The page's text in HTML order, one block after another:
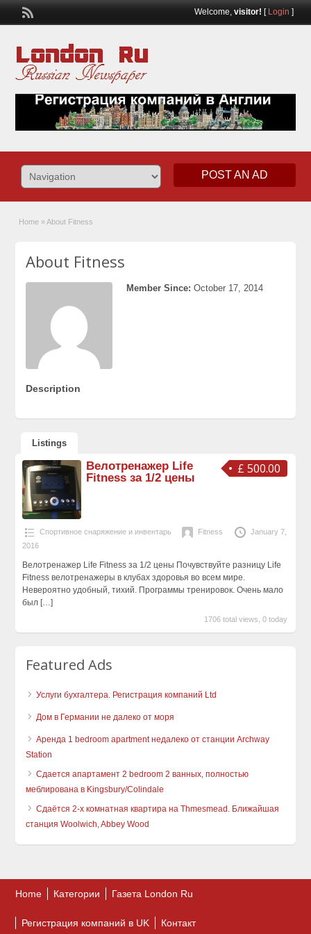
Welcome, visitor! [ Login ]
POST AN AD
Home » About Fitness
About Fitness
Member Since: October 17, 2014
Description
Listings
£ 500.00
Велотренажер Life
Fitness за 1/2 цены
Спортивное снаряжение и инвентарь Fitness
January 7,
2016
Велотренажер Life Fitness за 1/2 цены Почувствуйте разницу Life
Fitness велотренажеры в клубах здоровья во всем мире.
Невероятно удобный, тихий. Программы тренировок. Очень мало
был […]
1706 total views, 0 today
Featured Ads
Услуги бухгалтера. Регистрация компаний Ltd
Дом в Германии не далеко от моря
Аренда 1 bedroom apartment недалеко от станции Archway
Station
Сдается апартамент 2 bedroom 2 ванных, полностью
меблирована в Kingsbury/Colindale
Сдаётся 2-х комнатная квартира на Thmesmead. Ближайшая
станция Woolwich, Abbey Wood
Home Категории Газета London Ru
Регистрация компаний в UK Контакт